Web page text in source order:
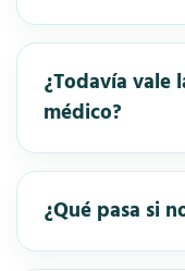
¿Todavía vale
médico?
¿Qué pasa si